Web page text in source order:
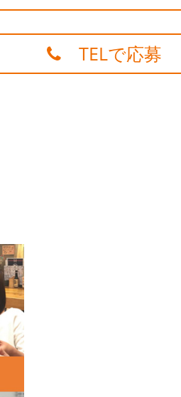
TELで応募